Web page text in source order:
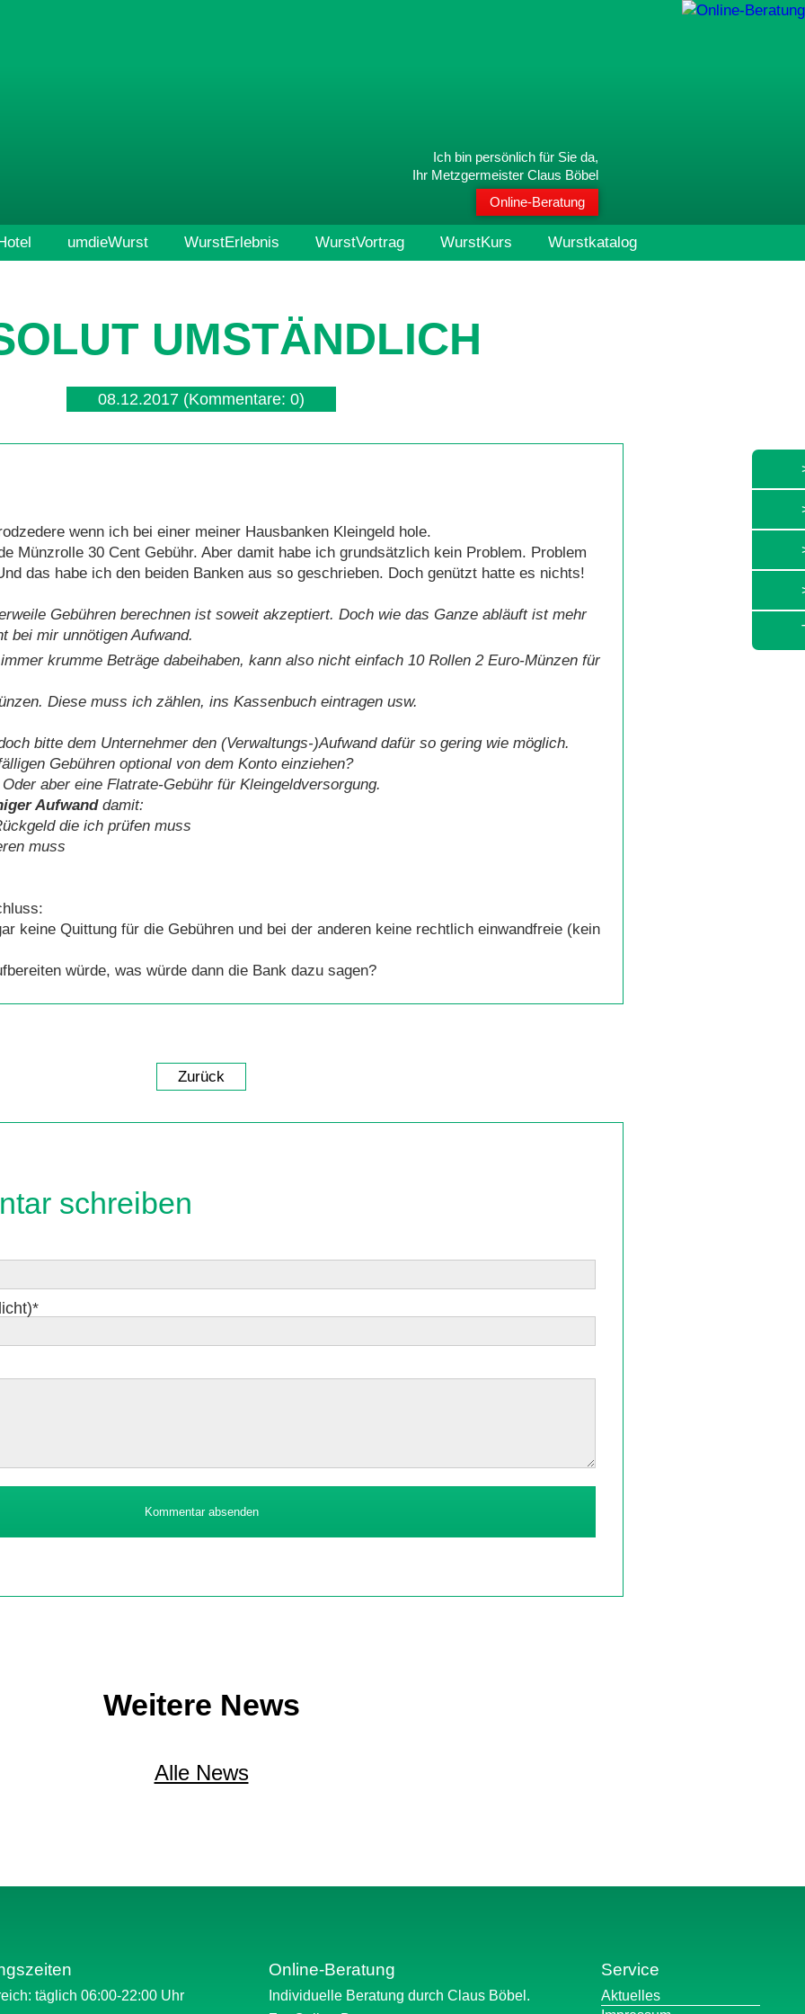
Ich bin persönlich für Sie da,
Ihr Metzgermeister Claus Böbel
Online-Beratung
umdieWurst WurstErlebnis WurstVortrag WurstKurs Wurstkatalog
UMSTÄNDLICH
08.12.2017 (Kommentare: 0)
wenn ich bei einer meiner Hausbanken Kleingeld hole.
Münzrolle 30 Cent Gebühr. Aber damit habe ich grundsätzlich kein Problem. Problem
das habe ich den beiden Banken aus so geschrieben. Doch genützt hatte es nichts!
Gebühren berechnen ist soweit akzeptiert. Doch wie das Ganze abläuft ist mehr
bei mir unnötigen Aufwand.
krumme Beträge dabeihaben, kann also nicht einfach 10 Rollen 2 Euro-Münzen für
Diese muss ich zählen, ins Kassenbuch eintragen usw.
bitte dem Unternehmer den (Verwaltungs-)Aufwand dafür so gering wie möglich.
Gebühren optional von dem Konto einziehen?
aber eine Flatrate-Gebühr für Kleingeldversorgung.
Aufwanddamit:
die ich prüfen muss
muss
keine Quittung für die Gebühren und bei der anderen keine rechtlich einwandfreie (kein
würde, was würde dann die Bank dazu sagen?
Zurück
schreiben
*
Kommentar absenden
Weitere News
Alle News
täglich 06:00-22:00 Uhr
Online-Beratung
Individuelle Beratung durch Claus Böbel.
Service
Navigation
Aktuelles